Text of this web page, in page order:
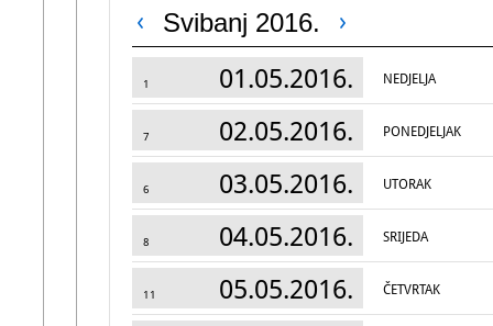
Svibanj 2016.
1 01.05.2016. NEDJELJA
7 02.05.2016. PONEDJELJAK
6 03.05.2016. UTORAK
8 04.05.2016. SRIJEDA
11 05.05.2016. ČETVRTAK